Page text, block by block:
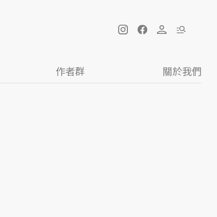
作者群 關於我們